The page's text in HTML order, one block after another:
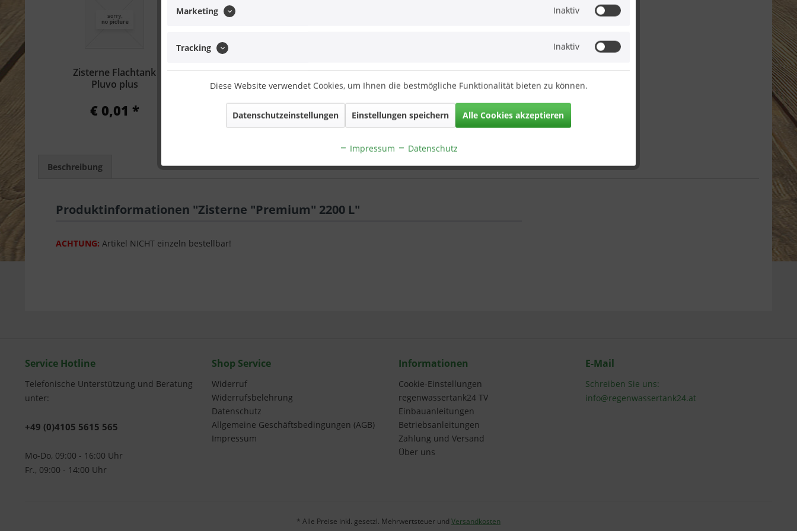
Zisterne Flachtank
Pluvo plus
€ 0,01 *
Zisterne Flachtank
Pluvo plus mit
€ 0,01 *
Zisterne Flachtank
Pluvo plus mit Haus-
€ 0,01 *
Beschreibung
Produktinformationen "Zisterne "Premium" 2200 L"
ACHTUNG: Artikel NICHT einzeln bestellbar!
Service Hotline
Telefonische Unterstützung und Beratung
unter:
+49 (0)4105 5615 565
Mo-Do, 09:00 - 16:00 Uhr
Fr., 09:00 - 14:00 Uhr
Shop Service
Widerruf
Widerrufsbelehrung
Datenschutz
Allgemeine Geschäftsbedingungen (AGB)
Impressum
Informationen
Cookie-Einstellungen
regenwassertank24 TV
Einbauanleitungen
Betriebsanleitungen
Zahlung und Versand
Über uns
E-Mail
Schreiben Sie uns:
info@regenwassertank24.at
* Alle Preise inkl. gesetzl. Mehrwertsteuer und Versandkosten
Marketing Inaktiv
Tracking Inaktiv
Diese Website verwendet Cookies, um Ihnen die bestmögliche Funktionalität bieten zu können.
Datenschutzeinstellungen Einstellungen speichern Alle Cookies akzeptieren
Impressum Datenschutz